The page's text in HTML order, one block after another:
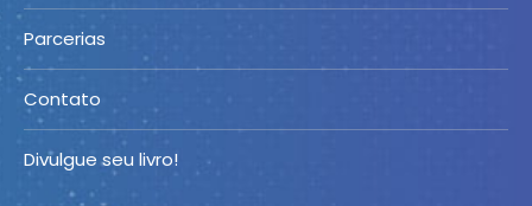
Parcerias
Contato
Divulgue seu livro!